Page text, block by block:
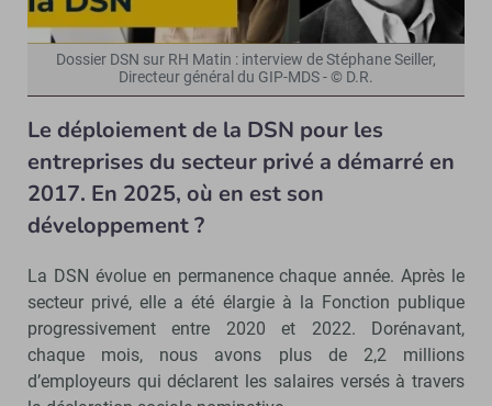
Dossier DSN sur RH Matin : interview de Stéphane Seiller,
Directeur général du GIP-MDS - © D.R.
Le déploiement de la DSN pour les
entreprises du secteur privé a démarré en
2017. En 2025, où en est son
développement ?
La DSN évolue en permanence chaque année. Après le
secteur privé, elle a été élargie à la Fonction publique
progressivement entre 2020 et 2022. Dorénavant,
chaque mois, nous avons plus de 2,2 millions
d’employeurs qui déclarent les salaires versés à travers